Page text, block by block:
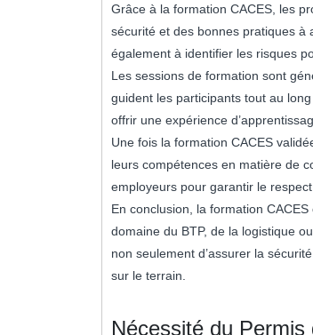
Grâce à la formation CACES, les
sécurité et des bonnes pratiques à
également à identifier les risques
Les sessions de formation sont
guident les participants tout au
offrir une expérience
Une fois la formation CACES
leurs compétences en matière de
employeurs pour garantir le
En conclusion, la formation
domaine du BTP, de la logistique
non seulement d’assurer la
sur le terrain.
Nécessité du